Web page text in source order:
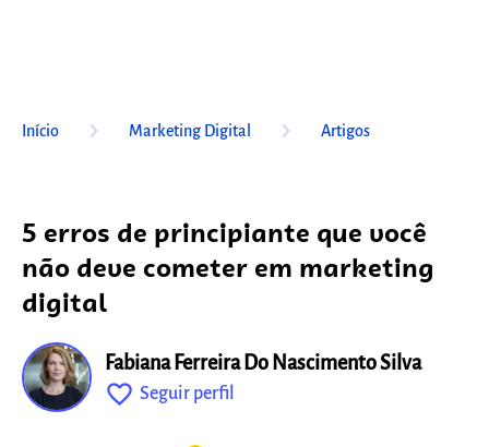
Início keyboard_arrow_right Marketing Digital keyboard_arrow_right Artigos
5 erros de principiante que você
não deve cometer em marketing
digital
Fabiana Ferreira Do Nascimento Silva
favorite_outline Seguir perfil